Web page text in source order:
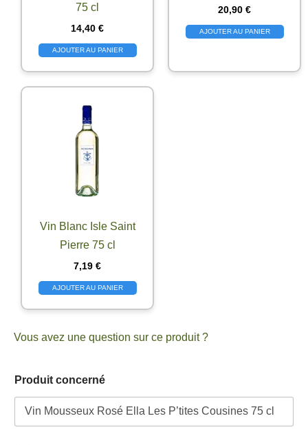
75 cl
14,40 €
AJOUTER AU PANIER
20,90 €
AJOUTER AU PANIER
Vin Blanc Isle Saint
Pierre 75 cl
7,19 €
AJOUTER AU PANIER
Vous avez une question sur ce produit ?
Produit concerné